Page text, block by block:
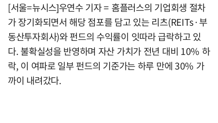
[서울=뉴시스]우연수 기자 = 홈플러스의 기업회생 절차
가 장기화되면서 해당 점포를 담고 있는 리츠(REITs·부
동산투자회사)와 펀드의 수익률이 잇따라 급락하고 있
다. 불확실성을 반영하며 자산 가치가 전년 대비 10% 하
락, 이 여파로 일부 펀드의 기준가는 하루 만에 30% 가
까이 내려갔다.